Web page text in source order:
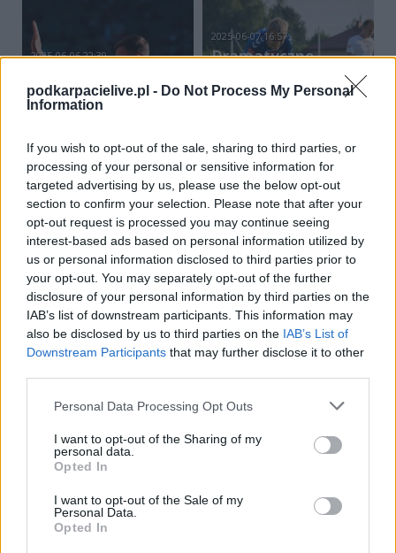
podkarpacielive.pl - Do Not Process My Personal
Information
If you wish to opt-out of the sale, sharing to third parties, or
processing of your personal or sensitive information for
targeted advertising by us, please use the below opt-out
section to confirm your selection. Please note that after your
opt-out request is processed you may continue seeing
interest-based ads based on personal information utilized by
us or personal information disclosed to third parties prior to
your opt-out. You may separately opt-out of the further
disclosure of your personal information by third parties on the
IAB’s list of downstream participants. This information may
also be disclosed by us to third parties on the IAB’s List of
Downstream Participants that may further disclose it to other
Please note that this website/app uses one or more Google
not limited to your visit or usage behaviour. You may click to
grant or deny consent to Google and its third-party tags to
use your data for below specified purposes in below Google
consent section.
Personal Data Processing Opt Outs
I want to opt-out of the Sharing of my
personal data.
Opted In
I want to opt-out of the Sale of my
Personal Data.
Opted In
2025-06-06 22:39
Mołdawię. Kamil
Grosicki pożegnał
2025-06-07 16:57
Dramatyczne
Lubaczowie! Pogoń-
2025-06-07 17:01
Podlasie Biała
Podlaska ze
zwycięstwem w
ostatnim meczu
sezonu!
2025-06-07 17:04
Podhale Nowy Targ
zagra w barażach o
2 ligę!
2025-06-07 17:08
Świdniczanka
Świdnik utrzymała
się w 3.lidze!
Wiślanie Skawina
lepsi od Chełmianki
Chełm w ostatnim